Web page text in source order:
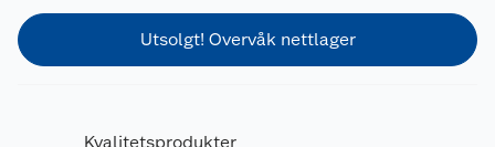
Utsolgt! Overvåk nettlager
Kvalitetsprodukter